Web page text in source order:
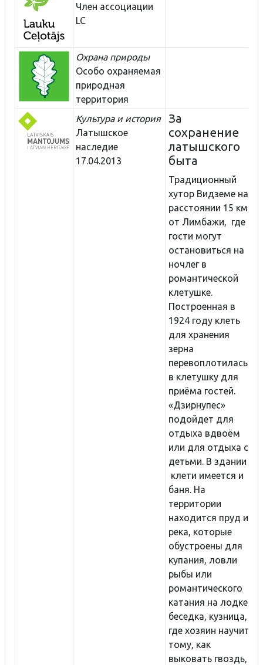
Член ассоциации
LC
Охрана природы
Особо охраняемая
природная
территория
Культура и история
Латышское
наследие
17.04.2013
За
сохранение
латышского
быта
Традиционный
хутор Видземе на
расстоянии 15 км
от Лимбажи, где
гости могут
остановиться на
ночлег в
романтической
клетушке.
Построенная в
1924 году клеть
для хранения
зерна
перевоплотилась
в клетушку для
приёма гостей.
«Дзирнупес»
подойдет для
отдыха вдвоём
или для отдыха с
детьми. В здании
клети имеется и
баня. На
территории
находится пруд и
река, которые
обустроены для
купания, ловли
рыбы или
романтического
катания на лодке,
беседка, кузница,
где хозяин научит
тому, как
выковать гвоздь,